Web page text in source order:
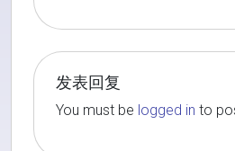
发表回复
You must be logged in to